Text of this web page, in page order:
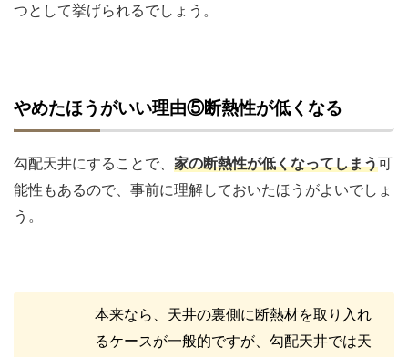
つとして挙げられるでしょう。
やめたほうがいい理由⑤断熱性が低くなる
勾配天井にすることで、 家の断熱性が低くなってしまう可
能性もあるので、事前に理解しておいたほうがよいでしょ
う。
本来なら、天井の裏側に断熱材を取り入れ
るケースが一般的ですが、勾配天井では天